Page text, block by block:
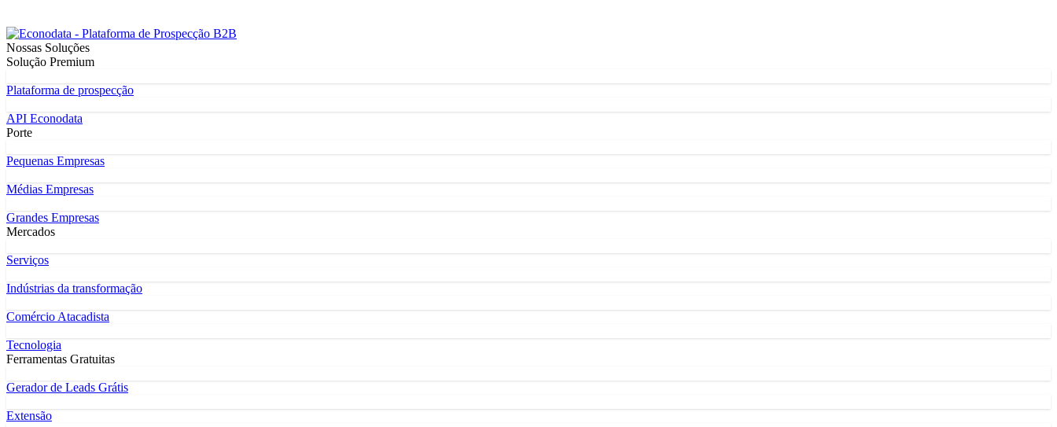
Nossas Soluções
Solução Premium
Plataforma de prospecção
API Econodata
Porte
Pequenas Empresas
Médias Empresas
Grandes Empresas
Mercados
Serviços
Indústrias da transformação
Comércio Atacadista
Tecnologia
Ferramentas Gratuitas
Gerador de Leads Grátis
Extensão